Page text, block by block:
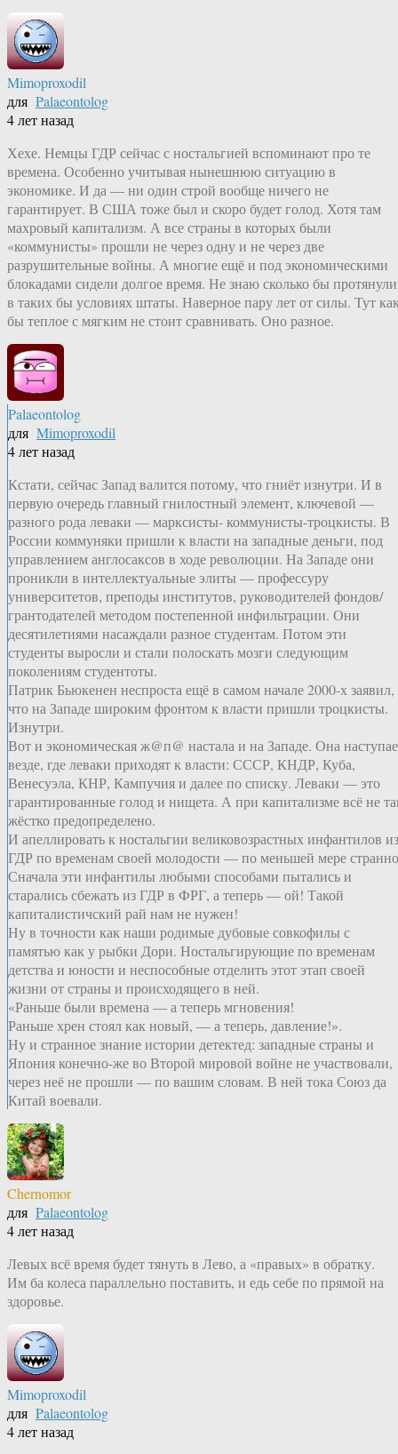
Mimoproxodil
для Palaeontolog
4 лет назад
Хехе. Немцы ГДР сейчас с ностальгией вспоминают про те
времена. Особенно учитывая нынешнюю ситуацию в
экономике. И да — ни один строй вообще ничего не
гарантирует. В США тоже был и скоро будет голод. Хотя там
махровый капитализм. А все страны в которых были
«коммунисты» прошли не через одну и не через две
разрушительные войны. А многие ещё и под экономическими
блокадами сидели долгое время. Не знаю сколько бы протянули
в таких бы условиях штаты. Наверное пару лет от силы. Тут
бы теплое с мягким не стоит сравнивать. Оно разное.
Palaeontolog
для Mimoproxodil
4 лет назад
Кстати, сейчас Запад валится потому, что гниёт изнутри. И в
первую очередь главный гнилостный элемент, ключевой —
разного рода леваки — марксисты- коммунисты-троцкисты. В
России коммуняки пришли к власти на западные деньги, под
управлением англосаксов в ходе революции. На Западе они
проникли в интеллектуальные элиты — профессуру
университетов, преподы институтов, руководителей фондов/
грантодателей методом постепенной инфильтрации. Они
десятилетиями насаждали разное студентам. Потом эти
студенты выросли и стали полоскать мозги следующим
поколениям студентоты.
Патрик Бьюкенен неспроста ещё в самом начале 2000-х заявил,
что на Западе широким фронтом к власти пришли троцкисты.
Изнутри.
Вот и экономическая ж@п@ настала и на Западе. Она
везде, где леваки приходят к власти: СССР, КНДР, Куба,
Венесуэла, КНР, Кампучия и далее по списку. Леваки — это
гарантированные голод и нищета. А при капитализме всё не
жёстко предопределено.
И апеллировать к ностальгии великовозрастных инфантилов из
ГДР по временам своей молодости — по меньшей мере
Сначала эти инфантилы любыми способами пытались и
старались сбежать из ГДР в ФРГ, а теперь — ой! Такой
капиталистичский рай нам не нужен!
Ну в точности как наши родимые дубовые совкофилы с
памятью как у рыбки Дори. Ностальгирующие по временам
детства и юности и неспособные отделить этот этап своей
жизни от страны и происходящего в ней.
«Раньше были времена — а теперь мгновения!
Раньше хрен стоял как новый, — а теперь, давление!».
Ну и странное знание истории детектед: западные страны и
Япония конечно-же во Второй мировой войне не участвовали,
через неё не прошли — по вашим словам. В ней тока Союз да
Китай воевали.
Chernomor
для Palaeontolog
4 лет назад
Левых всё время будет тянуть в Лево, а «правых» в обратку.
Им ба колеса параллельно поставить, и едь себе по прямой на
здоровье.
Mimoproxodil
для Palaeontolog
4 лет назад